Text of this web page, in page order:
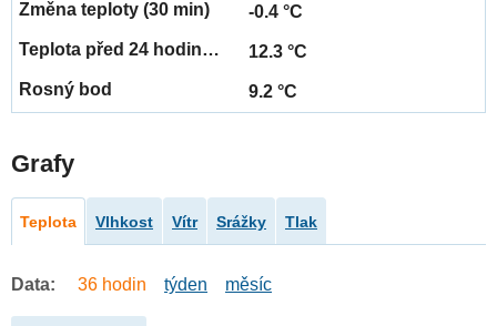
-0.4 °C
12.3 °C
9.2 °C
Grafy
Teplota Vlhkost Vítr Srážky Tlak
Data: 36 hodin týden měsíc